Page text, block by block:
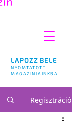
LAPOZZ BELE
NYOMTATOTT
MAGAZINJAINKBA
Regisztráció